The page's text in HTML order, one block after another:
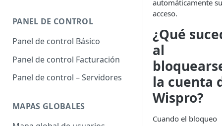
PANEL DE CONTROL
Panel de control Básico
Panel de control Facturación
Panel de control – Servidores
MAPAS GLOBALES
automáticamente su
acceso.
¿Qué
al
la cuenta
Wispro?
Cuando el bloqueo